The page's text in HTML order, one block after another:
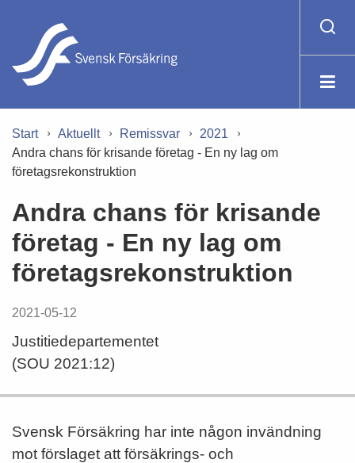
Start Aktuellt Remissvar
2021
Andra chans för krisande företag - En ny lag om
företagsrekonstruktion
Andra chans för krisande
företag - En ny lag om
företagsrekonstruktion
2021-05-12
Justitiedepartementet
(SOU 2021:12)
Svensk Försäkring har inte någon invändning
mot förslaget att försäkrings- och